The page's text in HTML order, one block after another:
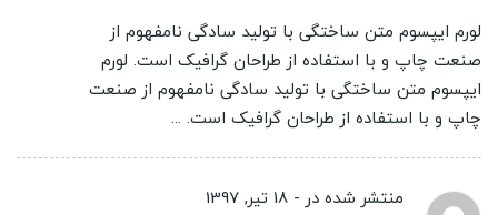
لورم ایپسوم متن ساختگی با تولید سادگی نامفهوم از
صنعت چاپ و با استفاده از طراحان گرافیک است. لورم
ایپسوم متن ساختگی با تولید سادگی نامفهوم از صنعت
چاپ و با استفاده از طراحان گرافیک است. ...
منتشر شده در - 18 تیر, 1397